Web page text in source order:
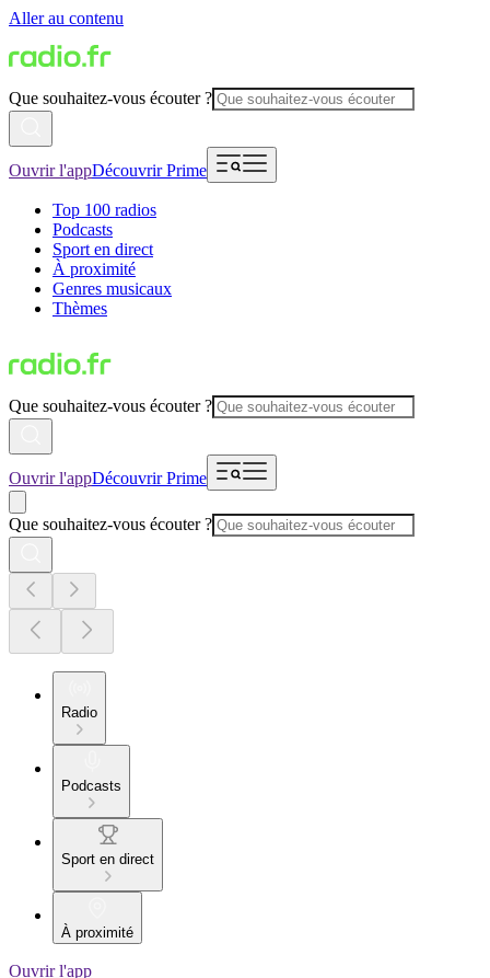
Aller au contenu
Que souhaitez-vous écouter ?
Ouvrir l'appDécouvrir Prime
Top 100 radios
Podcasts
Sport en direct
À proximité
Genres musicaux
Thèmes
Que souhaitez-vous écouter ?
Ouvrir l'appDécouvrir Prime
Que souhaitez-vous écouter ?
Radio
Podcasts
Sport en direct
À proximité
Ouvrir l'app